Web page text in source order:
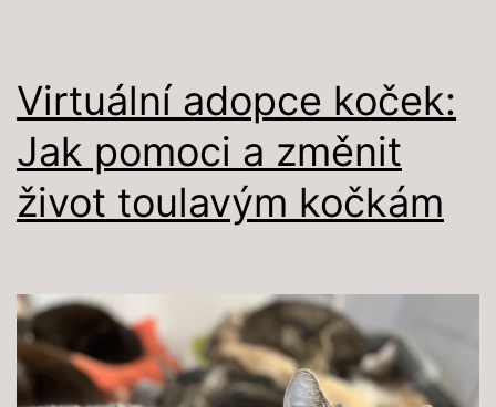
Virtuální adopce koček:
Jak pomoci a změnit
život toulavým kočkám